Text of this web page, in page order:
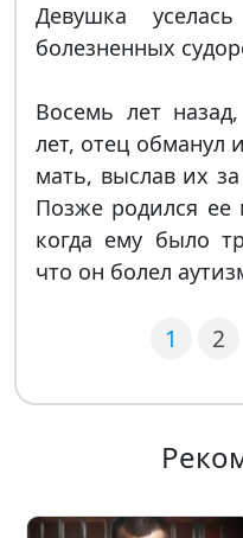
Девушка
болезненных
Восемь лет
лет, отец обманул
мать, выслав их
Позже родился
когда ему было
что он болел
1 2